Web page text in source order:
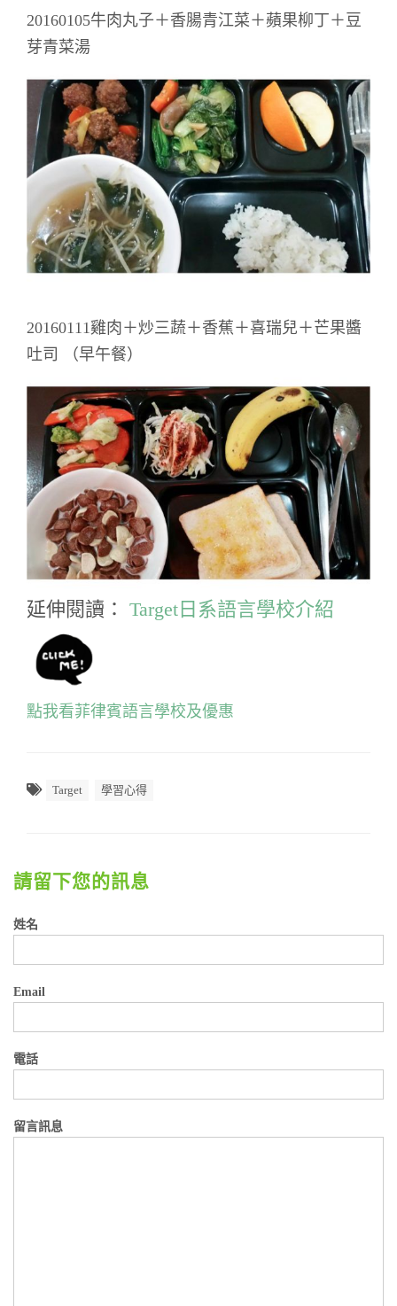
20160105牛肉丸子＋香腸青江菜＋蘋果柳丁＋豆
芽青菜湯
20160111雞肉＋炒三蔬＋香蕉＋喜瑞兒＋芒果醬
吐司 （早午餐）
延伸閱讀： Target日系語言學校介紹
點我看菲律賓語言學校及優惠
Target 學習心得
請留下您的訊息
姓名
Email
電話
留言訊息